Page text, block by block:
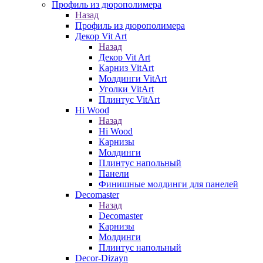
Профиль из дюрополимера
Назад
Профиль из дюрополимера
Декор Vit Art
Назад
Декор Vit Art
Карниз VitArt
Молдинги VitArt
Уголки VitArt
Плинтус VitArt
Hi Wood
Назад
Hi Wood
Карнизы
Молдинги
Плинтус напольный
Панели
Финишные молдинги для панелей
Decomaster
Назад
Decomaster
Карнизы
Молдинги
Плинтус напольный
Decor-Dizayn